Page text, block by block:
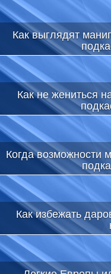
Как выглядят
Как не жениться
Когда возможности
Как избежать